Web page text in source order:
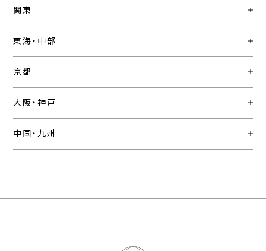
関東
東海・中部
京都
大阪・神戸
中国・九州